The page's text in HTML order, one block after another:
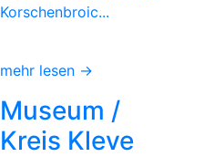
Korschenbroic...
mehr lesen →
Museum /
Kreis Kleve